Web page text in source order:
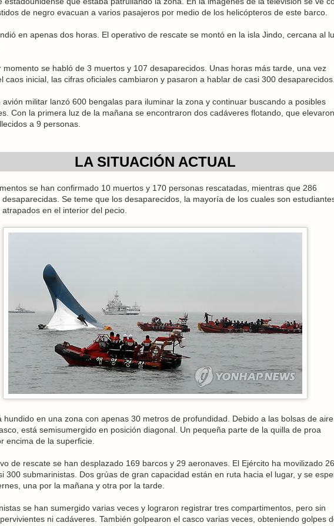
de negro evacuan a varios pasajeros por medio de los helicópteros de este barco.
en apenas dos horas. El operativo de rescate se montó en la isla Jindo, cercana al
momento se habló de 3 muertos y 107 desaparecidos. Unas horas más tarde, una vez
caos inicial, las cifras oficiales cambiaron y pasaron a hablar de casi 300 desaparecidos.
avión militar lanzó 600 bengalas para iluminar la zona y continuar buscando a posibles
Con la primera luz de la mañana se encontraron dos cadáveres flotando, que
a 9 personas.
LA SITUACIÓN ACTUAL
se han confirmado 10 muertos y 170 personas rescatadas, mientras que 286
Se teme que los desaparecidos, la mayoría de los cuales son
en el interior del pecio.
hundido en una zona con apenas 30 metros de profundidad. Debido a las bolsas de
está semisumergido en posición diagonal. Un pequeña parte de la quilla de proa
encima de la superficie.
de rescate se han desplazado 169 barcos y 29 aeronaves. El Ejército ha movilizado 26
300 submarinistas. Dos grúas de gran capacidad están en ruta hacia el lugar, y se
una por la mañana y otra por la tarde.
se han sumergido varias veces y lograron registrar tres compartimentos, pero sin
ni cadáveres. También golpearon el casco varias veces, obteniendo golpes